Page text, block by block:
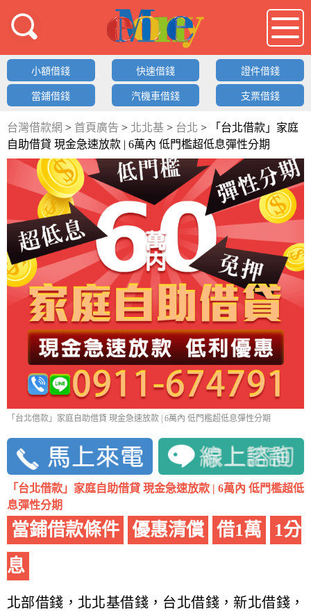
借錢LOGO
小額借錢 快速借錢 證件借錢
當鋪借錢 汽機車借錢 支票借錢
台灣借款網 > 首頁廣告 > 北北基 > 台北 >
「台北借款」家庭
自助借貸 現金急速放款 | 6萬內 低門檻超低息彈性分期
「台北借款」家庭自助借貸 現金急速放款 | 6萬內 低門檻超低息彈性分期
「台北借款」家庭自助借貸 現金急速放款 | 6萬內 低門檻超低
息彈性分期
當鋪借款條件 優惠清償 借1萬
1分
息
北部借錢，北北基借錢，台北借錢，新北借錢，